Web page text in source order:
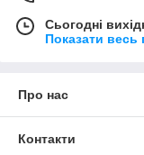
Сьогодні
Показати весь
Про нас
Контакти